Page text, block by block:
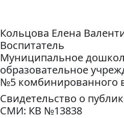
Кольцова Елена
Воспитатель
Муниципальное
образовательное
№5 комбинированного
Свидетельство о
СМИ: КВ №13838